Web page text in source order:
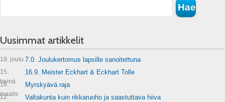
Uusimmat artikkelit
19. joulu 7.0. Joulukertomus lapsille sanoitettuna
15.
heinä
16.9. Meister Eckhart & Eckhart Tolle
16.
maalis
Myrskyävä raja
12.
Valtakunta kuin rikkaruoho ja saastuttava hiiva